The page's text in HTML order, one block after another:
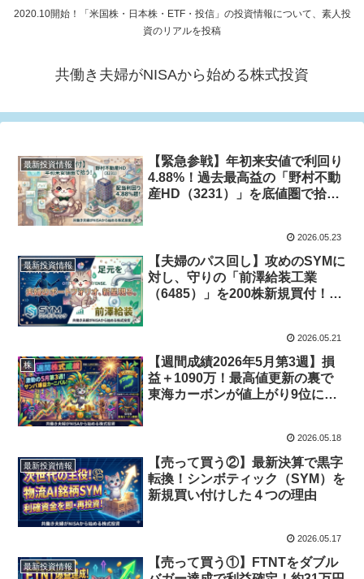
2020.10開始！「米国株・日本株・ETF・投信」の投資情報について、素人投
資のリアルを投稿
共働き夫婦がNISAから始める株式投資
最新投資情報
【緊急参戦】年初来安値で利回り
4.88%！過去最高益の「野村不動
産HD（3231）」を底値圏で拾い
2026.05.23
最新投資情報
【夫婦のパス回し】攻めのSYMに
対し、守りの「前澤給装工業
（6485）」を200株新規買付！選
2026.05.21
株
【週間成績2026年5月第3週】損
益＋1090万！最高値更新の裏で
東海カーボンが値上がり9位に大
2026.05.18
最新投資情報
【売って買う②】最新決算で黒字
転換！シンボティック（SYM）を
新規買い付けした４つの理由
2026.05.17
最新投資情報
【売って買う①】FTNTをダブル